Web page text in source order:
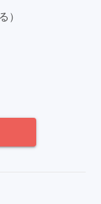
）